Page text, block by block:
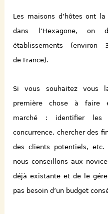
Les maisons d’hôtes ont
dans l’Hexagone, on
établissements (environ
de France).
Si vous souhaitez vous
première chose à
marché : identifier
les
concurrence, chercher des
des clients potentiels,
nous conseillons aux
déjà existante et de le
pas besoin d’un budget